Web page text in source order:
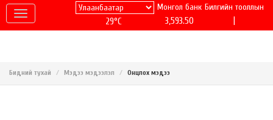
29°C
Монгол банк
3,593.50
Билгийн тооллын
Бидний тухай Мэдээ мэдээлэл Онцлох мэдээ